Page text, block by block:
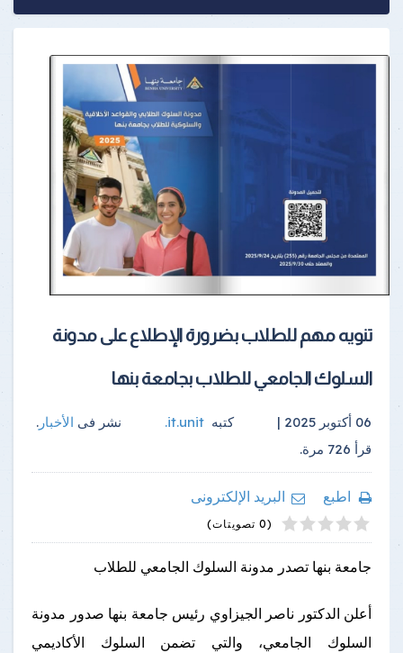
تنويه مهم للطلاب بضرورة الإطلاع على مدونة
السلوك الجامعي للطلاب بجامعة بنها
06 أكتوبر 2025 | كتبه it.unit
. نشر فى الأخبار .
قرأ 726 مرة.
اطبع
البريد الإلكترونى
1
2
3
4
5 (0 تصويتات)
جامعة بنها تصدر مدونة السلوك الجامعي للطلاب
أعلن الدكتور ناصر الجيزاوي رئيس جامعة بنها صدور مدونة
السلوك الجامعي، والتي تضمن السلوك الأكاديمي